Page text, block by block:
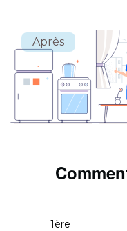
1ère